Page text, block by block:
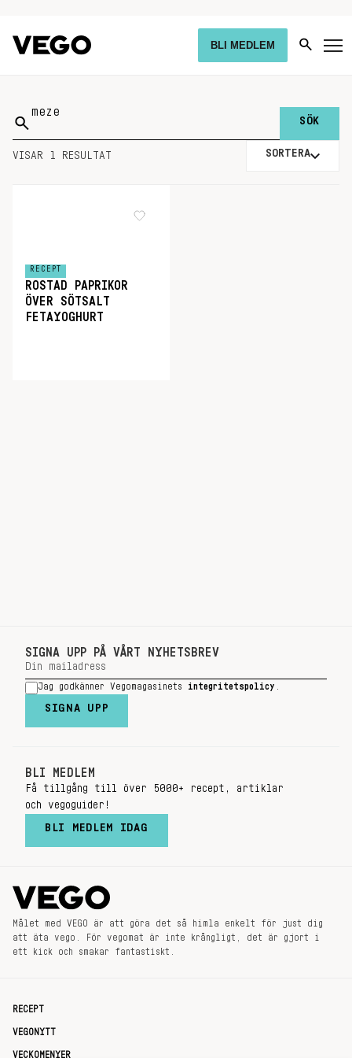
BLI MEDLEM
Sök
på:
VISAR 1 RESULTAT SORTERA
RECEPT
ROSTAD PAPRIKOR
ÖVER SÖTSALT
FETAYOGHURT
SIGNA UPP PÅ VÅRT NYHETSBREV
Jag godkänner Vegomagasinets integritetspolicy
SIGNA UPP
BLI MEDLEM
Få tillgång till över 5000+ recept, artiklar
och vegoguider!
BLI MEDLEM IDAG
Målet med VEGO är att göra det så himla enkelt för just dig
att äta vego. För vegomat är inte krångligt, det är gjort i
ett kick och smakar fantastiskt.
RECEPT
VEGONYTT
VECKOMENYER